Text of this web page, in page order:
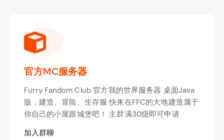
官方MC服务器
Furry Fandom Club 官方我的世界服务器 桌面Java
版，建造、冒险、生存服 快来在FFC的大地建造属于
你自己的小屋跟城堡吧！ 主群满30级即可申请
加入群聊